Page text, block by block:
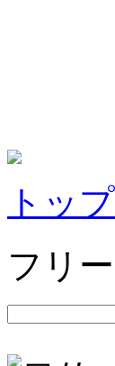
トッ
フリ